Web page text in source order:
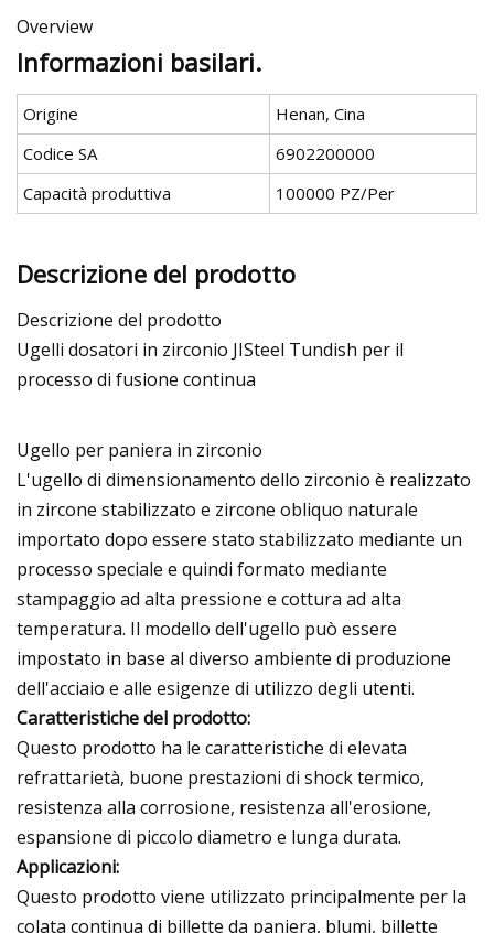
Overview
Informazioni basilari.
Origine
Henan, Cina
Codice SA
6902200000
Capacità produttiva
100000 PZ/Per
Descrizione del prodotto
Descrizione del prodotto
Ugelli dosatori in zirconio JISteel Tundish per il
processo di fusione continua
Ugello per paniera in zirconio
L'ugello di dimensionamento dello zirconio è realizzato
in zircone stabilizzato e zircone obliquo naturale
importato dopo essere stato stabilizzato mediante un
processo speciale e quindi formato mediante
stampaggio ad alta pressione e cottura ad alta
temperatura. Il modello dell'ugello può essere
impostato in base al diverso ambiente di produzione
dell'acciaio e alle esigenze di utilizzo degli utenti.
Caratteristiche del prodotto:
Questo prodotto ha le caratteristiche di elevata
refrattarietà, buone prestazioni di shock termico,
resistenza alla corrosione, resistenza all'erosione,
espansione di piccolo diametro e lunga durata.
Applicazioni:
Questo prodotto viene utilizzato principalmente per la
colata continua di billette da paniera, blumi, billette